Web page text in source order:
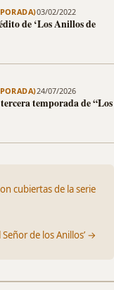
03/02/2022
de ‘Los Anillos de
24/07/2026
temporada de “Los
cubiertas de la serie
de los Anillos’ →